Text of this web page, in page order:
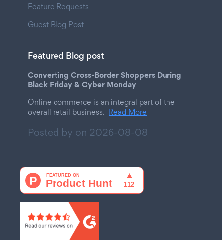
Feature Requests
Guest Blog Post
Featured Blog post
Converting Cross-Border Shoppers During
Black Friday & Cyber Monday
Online commerce is an integral part of the
overall retail business. Read More
Posted by on 2026-08-08